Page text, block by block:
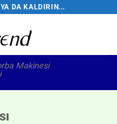
DA KALDIRIN...
Makinesi